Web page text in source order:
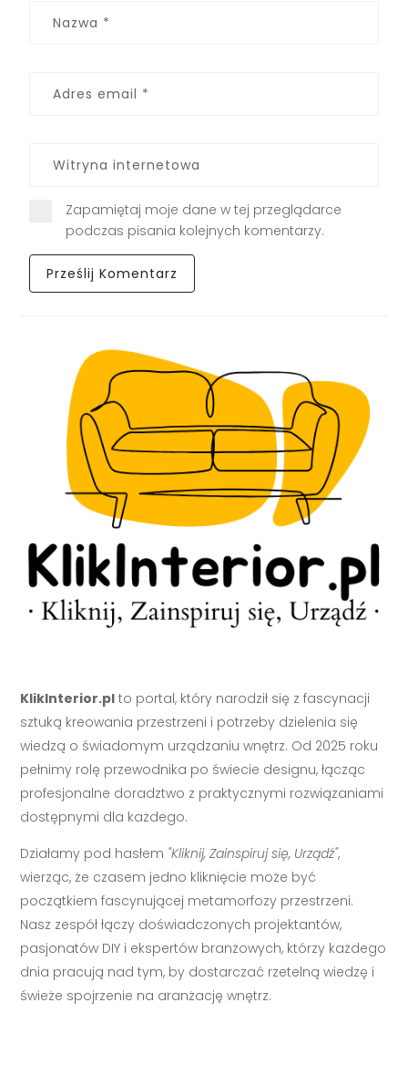
Zapamiętaj moje dane w tej przeglądarce
podczas pisania kolejnych komentarzy.
KlikInterior.pl to portal, który narodził się z fascynacji
sztuką kreowania przestrzeni i potrzeby dzielenia się
wiedzą o świadomym urządzaniu wnętrz. Od 2025 roku
pełnimy rolę przewodnika po świecie designu, łącząc
profesjonalne doradztwo z praktycznymi rozwiązaniami
dostępnymi dla każdego.
Działamy pod hasłem "Kliknij, Zainspiruj się, Urządź",
wierząc, że czasem jedno kliknięcie może być
początkiem fascynującej metamorfozy przestrzeni.
Nasz zespół łączy doświadczonych projektantów,
pasjonatów DIY i ekspertów branżowych, którzy każdego
dnia pracują nad tym, by dostarczać rzetelną wiedzę i
świeże spojrzenie na aranżację wnętrz.